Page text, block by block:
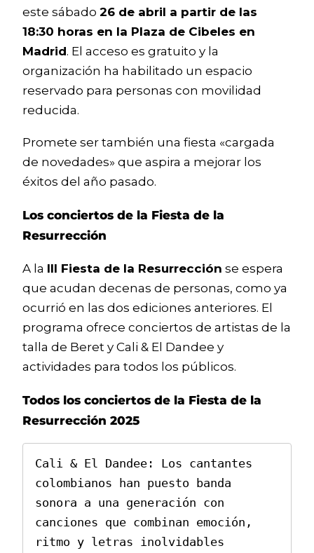
este sábado 26 de abril a partir de las
18:30 horas en la Plaza de Cibeles en
Madrid. El acceso es gratuito y la
organización ha habilitado un espacio
reservado para personas con movilidad
reducida.
Promete ser también una fiesta «cargada
de novedades» que aspira a mejorar los
éxitos del año pasado.
Los conciertos de la Fiesta de la
Resurrección
A la III Fiesta de la Resurrección se espera
que acudan decenas de personas, como ya
ocurrió en las dos ediciones anteriores. El
programa ofrece conciertos de artistas de la
talla de Beret y Cali & El Dandee y
actividades para todos los públicos.
Todos los conciertos de la Fiesta de la
Resurrección 2025
Cali & El Dandee: Los cantantes
colombianos han puesto banda
sonora a una generación con
canciones que combinan emoción,